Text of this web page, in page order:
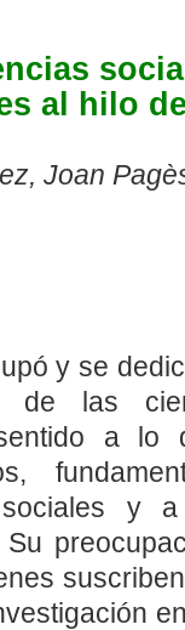
al hilo
Joan
y se
de las
a lo
y